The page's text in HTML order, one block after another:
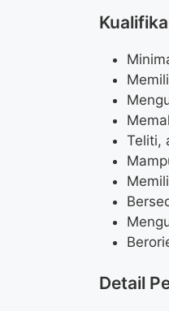
Teliti,
Detail